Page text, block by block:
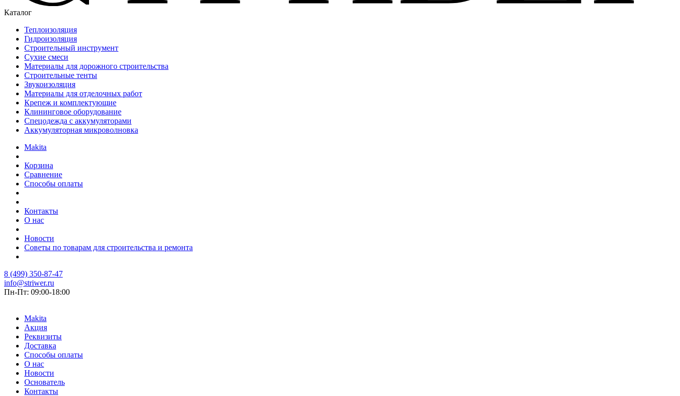
Каталог
Теплоизоляция
Гидроизоляция
Строительный инструмент
Сухие смеси
Материалы для дорожного строительства
Строительные тенты
Звукоизоляция
Материалы для отделочных работ
Крепеж и комплектующие
Клининговое оборудование
Спецодежда с аккумуляторами
Аккумуляторная микроволновка
Makita
Корзина
Сравнение
Способы оплаты
Контакты
О нас
Новости
Советы по товарам для строительства и ремонта
8 (499) 350-87-47
info@striwer.ru
Пн-Пт: 09:00-18:00
Makita
Акция
Реквизиты
Доставка
Способы оплаты
О нас
Новости
Основатель
Контакты